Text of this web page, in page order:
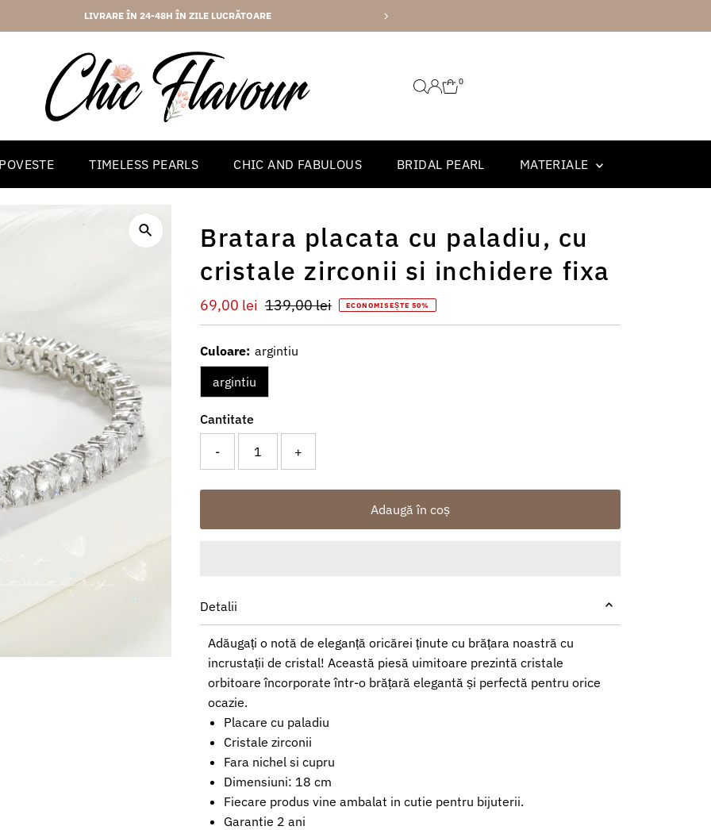
2 ANI GARANTIE
0
TIMELESS PEARLS CHIC AND FABULOUS BRIDAL PEARL MATERIALE
Bratara placata cu paladiu, cu
cristale zirconii si inchidere fixa
Preț
redus
69,00 lei Preț
întreg
139,00 lei ECONOMISEȘTE 50%
Culoare: argintiu
argintiu
Cantitate
- +
Adaugă în coș
Detalii
Adăugați o notă de eleganță oricărei ținute cu brățara noastră cu
incrustații de cristal! Această piesă uimitoare prezintă cristale
orbitoare încorporate într-o brățară elegantă și perfectă pentru orice
ocazie.
Placare cu paladiu
Cristale zirconii
Fara nichel si cupru
Dimensiuni: 18 cm
Fiecare produs vine ambalat in cutie pentru bijuterii.
Garantie 2 ani